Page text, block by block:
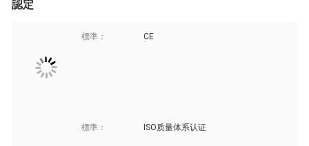
認定
標準： CE
標準： ISO质量体系认证